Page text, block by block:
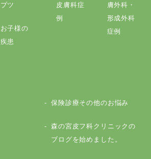
ブツ
お子様の
疾患
皮膚科症
例
膚外科・
形成外科
症例
保険診療その他のお悩み
森の宮皮フ科クリニックの
ブログを始めました。